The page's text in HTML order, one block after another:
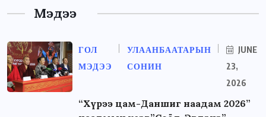
Мэдээ
ГОЛ
МЭДЭЭ
УЛААНБААТАРЫН
СОНИН
JUNE
23,
2026
“Хүрээ цам-Даншиг наадам 2026”